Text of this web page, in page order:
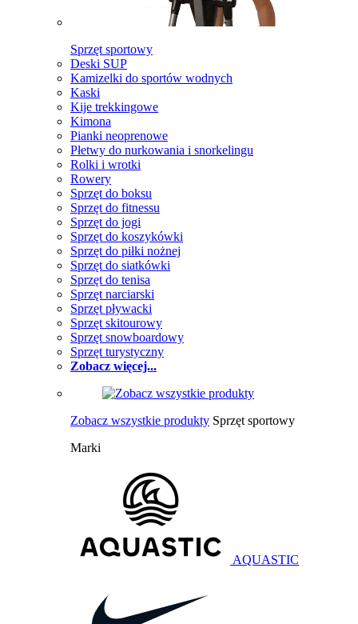
Sprzęt sportowy
Deski SUP
Kamizelki do sportów wodnych
Kaski
Kije trekkingowe
Kimona
Pianki neoprenowe
Płetwy do nurkowania i snorkelingu
Rolki i wrotki
Rowery
Sprzęt do boksu
Sprzęt do fitnessu
Sprzęt do jogi
Sprzęt do koszykówki
Sprzęt do piłki nożnej
Sprzęt do siatkówki
Sprzęt do tenisa
Sprzęt narciarski
Sprzęt pływacki
Sprzęt skitourowy
Sprzęt snowboardowy
Sprzęt turystyczny
Zobacz więcej...
Zobacz wszystkie produkty Sprzęt sportowy
Marki
AQUASTIC